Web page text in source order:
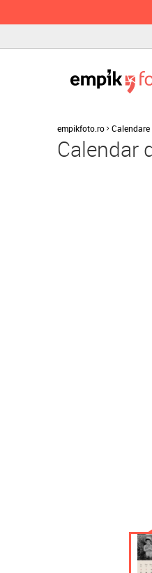
empikfoto.ro Calendare
Calendar